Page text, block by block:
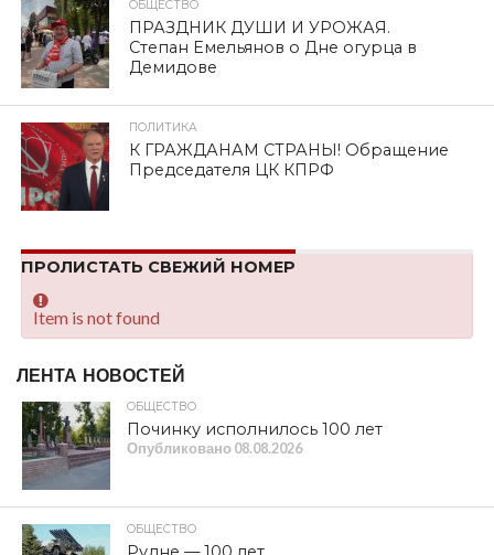
Госдумы, перед журналистами выступил
Председатель ЦК КПРФ, руководитель фракции
КПРФ в Госдуме Г.А. Зюганов. В частности, он
сказал:
Четыре года назад на таком же Валдайском форуме он
официально заявил, что капитализм зашел в тупик и
надо искать новые решения.
Наша партия не только откликнулась на это путинское
заявление. Она максимально обобщила все то, что